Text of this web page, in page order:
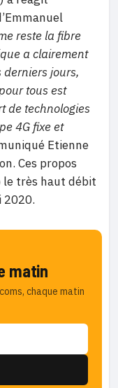
reste la fibre
a clairement
derniers jours,
tous est
de technologies
4G fixe et
Etienne
Ces propos
le très haut débit
2020.
matin
chaque matin